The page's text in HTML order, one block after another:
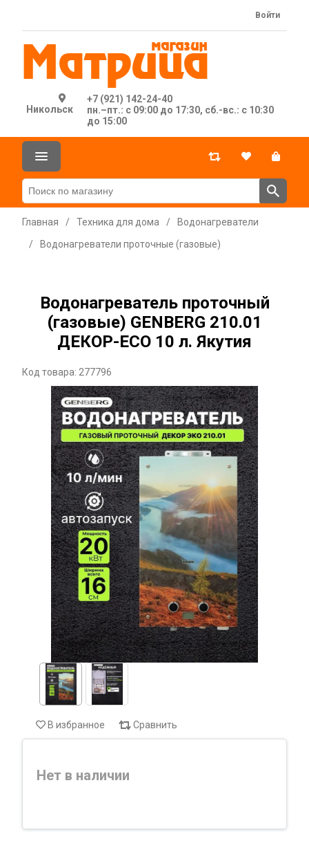
Никольск
+7 (921) 142-24-40
пн.–пт.: с 09:00 до 17:30, сб.-вс.: с 10:30
до 15:00
Войти
Главная / Техника для дома /
Водонагреватели
/
Водонагреватели проточные (газовые)
Водонагреватель проточный
(газовые) GENBERG 210.01
ДЕКОР-ЕСО 10 л. Якутия
Код товара: 277796
В избранное Сравнить
Нет в наличии